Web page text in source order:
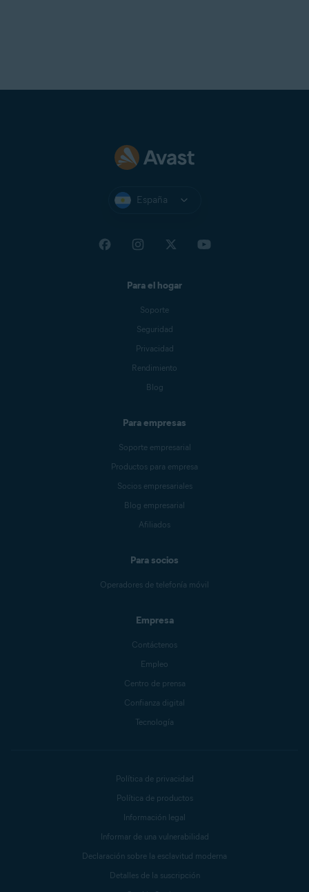
España
Para el hogar
Soporte
Seguridad
Privacidad
Rendimiento
Blog
Para empresas
Soporte empresarial
Productos para empresa
Socios empresariales
Blog empresarial
Afiliados
Para socios
Operadores de telefonía móvil
Empresa
Contáctenos
Empleo
Centro de prensa
Confianza digital
Tecnología
Política de privacidad
Política de productos
Información legal
Informar de una vulnerabilidad
Declaración sobre la esclavitud moderna
Detalles de la suscripción